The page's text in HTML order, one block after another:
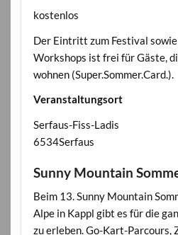
kostenlos
Der Eintritt zum Festival sowie
Workshops ist frei für Gäste,
wohnen (Super.Sommer.Card.).
Veranstaltungsort
Serfaus-Fiss-Ladis
6534Serfaus
Sunny Mountain
Beim 13. Sunny Mountain
Alpe in Kappl gibt es für die
zu erleben. Go-Kart-Parcours,